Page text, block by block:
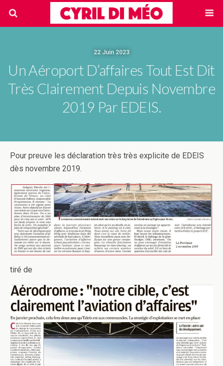
22 Juin 2023
Un Aéroport D’affaires Tout Est Dit
Très Clairement Depuis Novembre
2019 Par EDEIS.
Pour preuve les déclaration très très explicite de EDEIS
dès novembre 2019.
tiré de